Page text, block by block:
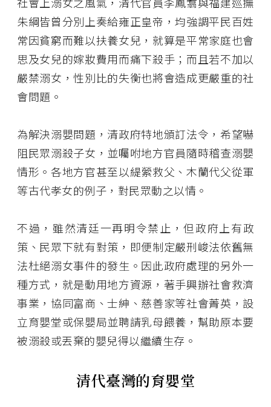
朱綱皆曾分別上奏給雍正皇帝，均強調平民百姓
常因貧窮而難以扶養女兒，就算是平常家庭也會
思及女兒的嫁妝費用而痛下殺手；而且若不加以
嚴禁溺女，性別比的失衡也將會造成更嚴重的社
會問題。
為解決溺嬰問題，清政府特地頒訂法令，希望嚇
阻民眾溺殺子女，並囑咐地方官員隨時稽查溺嬰
情形。各地方官甚至以緹縈救父、木蘭代父從軍
等古代孝女的例子，對民眾動之以情。
不過，雖然清廷一再明令禁止，但政府上有政
策、民眾下就有對策，即便制定嚴刑峻法依舊無
法杜絕溺女事件的發生。因此政府處理的另外一
種方式，就是動用地方資源，著手興辦社會救濟
事業，協同富商、士紳、慈善家等社會菁英，設
立育嬰堂或保嬰局並聘請乳母餵養，幫助原本要
被溺殺或丟棄的嬰兒得以繼續生存。
清代臺灣的育嬰堂